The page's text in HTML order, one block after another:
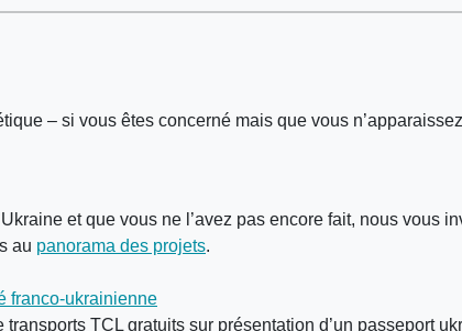
– si vous êtes concerné mais que vous
et que vous ne l’avez pas encore fait, nous vous
au panorama des projets.
franco-ukrainienne
TCL gratuits sur présentation d’un passeport